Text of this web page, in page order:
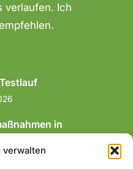
verwalten
verlaufen. Ich
in